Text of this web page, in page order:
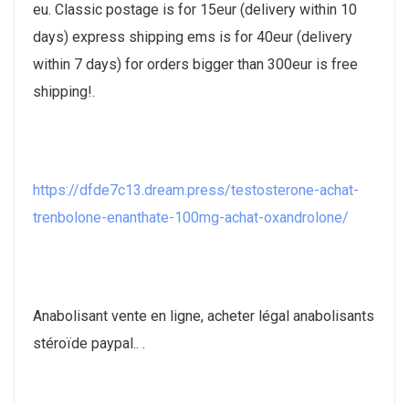
eu. Classic postage is for 15eur (delivery within 10
days) express shipping ems is for 40eur (delivery
within 7 days) for orders bigger than 300eur is free
shipping!.
https://dfde7c13.dream.press/testosterone-achat-
trenbolone-enanthate-100mg-achat-oxandrolone/
Anabolisant vente en ligne, acheter légal anabolisants
stéroïde paypal.. .